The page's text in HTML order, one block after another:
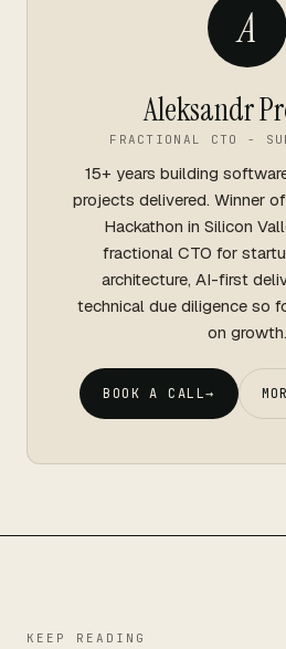
A
Aleksandr
FRACTIONAL CTO -
15+ years building
projects delivered. Winner
Hackathon in Silicon
fractional CTO for
architecture, AI-first
technical due diligence so
on growth.
BOOK A CALL→
KEEP READING